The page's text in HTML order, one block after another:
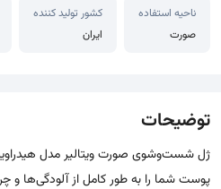
ناحیه استفاده
صورت
کشور تولید کننده
ایران
توضیحات
ژل شست‌وشوی صورت ویتالیر مدل
پوست شما را به طور کامل از آلودگی‌ها و